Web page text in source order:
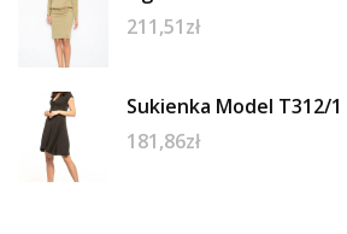
211,51zł
Sukienka Model T312/
181,86zł